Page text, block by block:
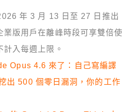
年 3 月 13 日至 27 日推出
業版用戶在離峰時段可享雙倍使
入每週上限。
Opus 4.6 來了：自己寫編譯
出 500 個零日漏洞，你的工作